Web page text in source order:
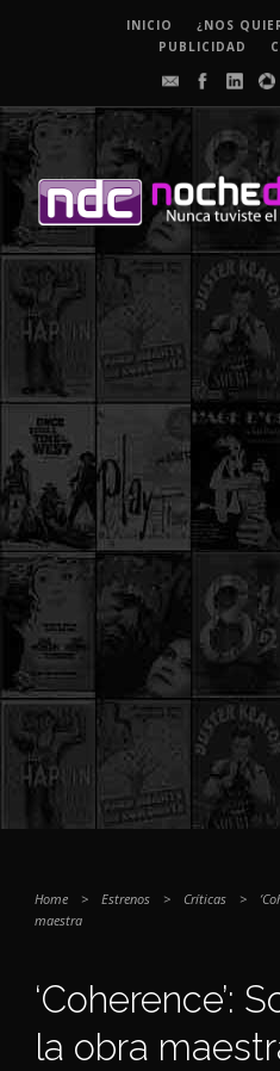
INICIO
¿NOS
PUBLICIDAD
Home > Estrenos > Críticas >
maestra
‘Coherence’:
la obra